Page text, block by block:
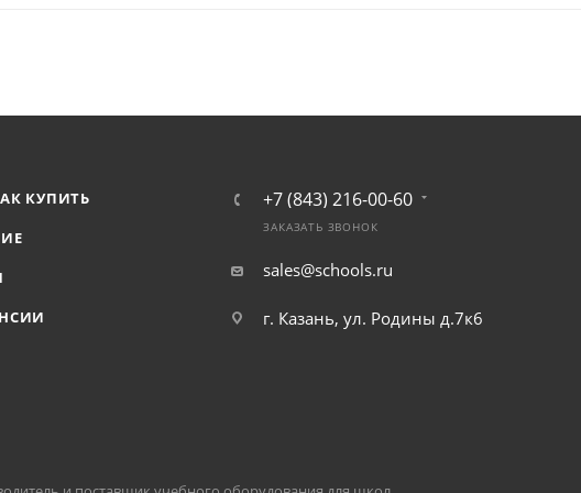
КУПИТЬ
+7 (843) 216-00-60
ЗАКАЗАТЬ ЗВОНОК
sales@schools.ru
г. Казань, ул. Родины д.7к6